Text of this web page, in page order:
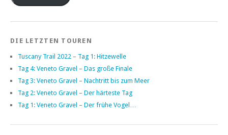
DIE LETZTEN TOUREN
Tuscany Trail 2022 – Tag 1: Hitzewelle
Tag 4: Veneto Gravel – Das große Finale
Tag 3: Veneto Gravel – Nachtritt bis zum Meer
Tag 2: Veneto Gravel – Der härteste Tag
Tag 1: Veneto Gravel – Der frühe Vogel…